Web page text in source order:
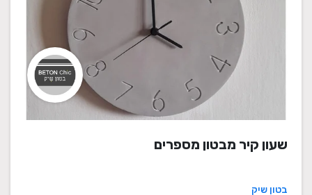
שעון קיר מבטון מספרים
בטון שיק